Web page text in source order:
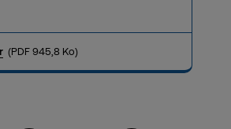
(PDF 945,8 Ko)